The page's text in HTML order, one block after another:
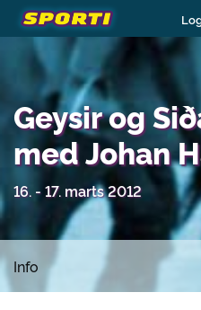
Geysir og
med Johan
16. - 17. marts 2012
Info